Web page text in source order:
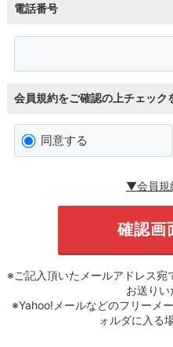
電話番号
会員規約をご確認の上チェック
同意する
▼会員規
※ご記入頂いたメールアドレス宛
お送りい
※Yahoo!メールなどのフリーメ
ォルダに入る